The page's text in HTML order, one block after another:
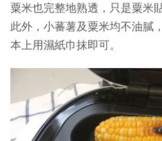
粟米也完整地熟透，只是粟米
此外，小蕃薯及粟米均不油膩
本上用濕紙巾抹即可。